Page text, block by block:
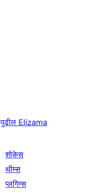
पुढील Elizama
शोकेस
थीम्स
प्लगिन्स